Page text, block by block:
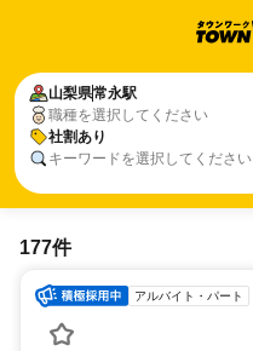
山梨県常永駅
職種を選択してください
社割あり
キーワードを選択してください
177件
アルバイト・パート